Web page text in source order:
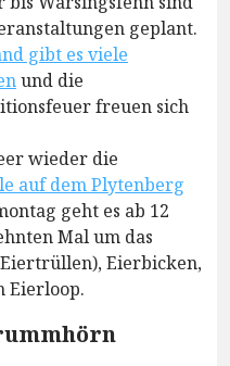
geplant.
gibt es viele
und die
freuen sich
wieder die
auf dem Plytenberg
geht es ab 12
Mal um das
Eierbicken,
Eierloop.